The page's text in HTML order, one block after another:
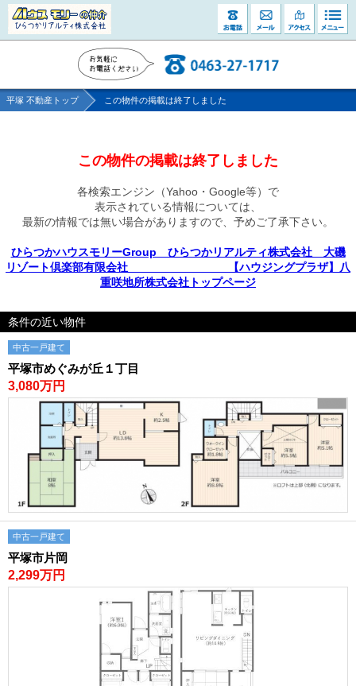
平塚 不動産トップ この物件の掲載は終了しました
この物件の掲載は終了しました
各検索エンジン（Yahoo・Google等）で
表示されている情報については、
最新の情報では無い場合がありますので、 予めご了承下さい。
ひらつかハウスモリーGroup ひらつかリアルティ株式会社 大磯
リゾート倶楽部有限会社 【ハウジングプラザ】八
重咲地所株式会社トップページ
条件の近い物件
中古一戸建て
平塚市めぐみが丘１丁目
3,080万円
中古一戸建て
平塚市片岡
2,299万円